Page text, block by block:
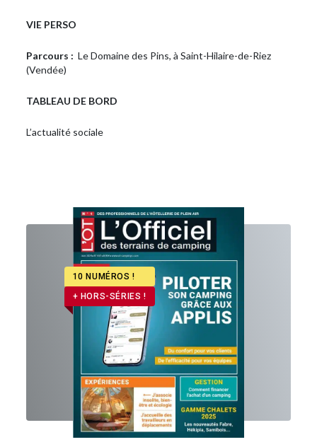
VIE PERSO
Parcours :Le Domaine des Pins, à Saint-Hilaire-de-Riez
(Vendée)
TABLEAU DE BORD
L’actualité sociale
10 NUMÉROS !
+ HORS-SÉRIES !